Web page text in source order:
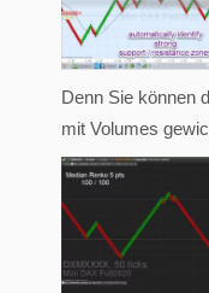
Denn Sie können
mit Volumes